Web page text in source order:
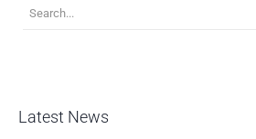
Latest News